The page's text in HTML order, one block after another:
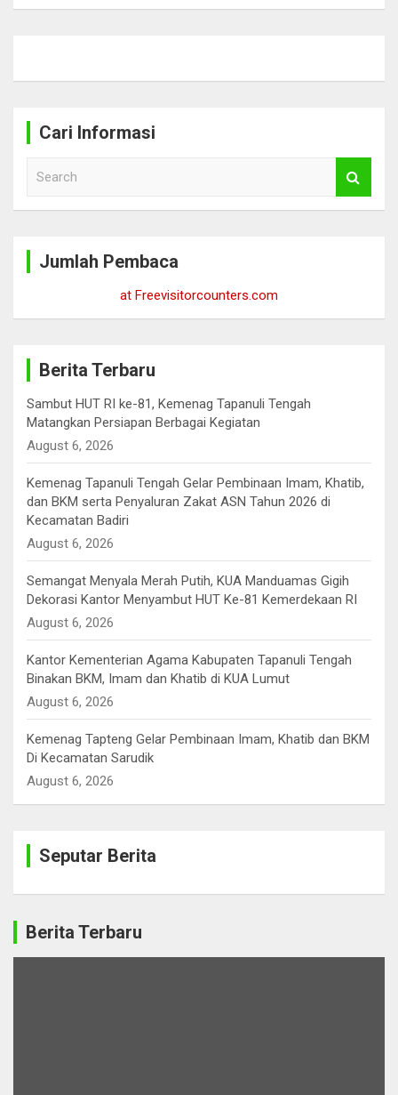
Cari Informasi
Jumlah Pembaca
at Freevisitorcounters.com
Berita Terbaru
Sambut HUT RI ke-81, Kemenag Tapanuli Tengah
Matangkan Persiapan Berbagai Kegiatan
August 6, 2026
Kemenag Tapanuli Tengah Gelar Pembinaan Imam, Khatib,
dan BKM serta Penyaluran Zakat ASN Tahun 2026 di
Kecamatan Badiri
August 6, 2026
Semangat Menyala Merah Putih, KUA Manduamas Gigih
Dekorasi Kantor Menyambut HUT Ke-81 Kemerdekaan RI
August 6, 2026
Kantor Kementerian Agama Kabupaten Tapanuli Tengah
Binakan BKM, Imam dan Khatib di KUA Lumut
August 6, 2026
Kemenag Tapteng Gelar ‎Pembinaan Imam, Khatib dan BKM
‎Di Kecamatan Sarudik
August 6, 2026
Seputar Berita
Berita Terbaru